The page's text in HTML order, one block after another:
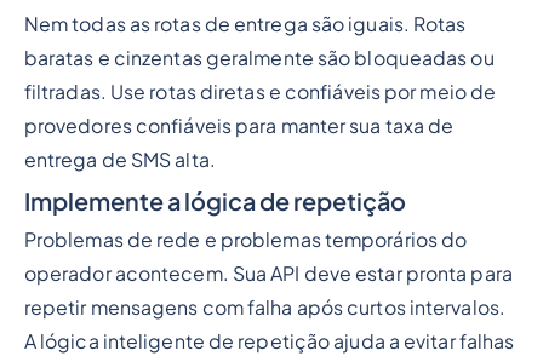
Nem todas as rotas de entrega são iguais. Rotas
baratas e cinzentas geralmente são bloqueadas ou
filtradas. Use rotas diretas e confiáveis por meio de
provedores confiáveis para manter sua taxa de
entrega de SMS alta.
Implemente a lógica de repetição
Problemas de rede e problemas temporários do
operador acontecem. Sua API deve estar pronta para
repetir mensagens com falha após curtos intervalos.
A lógica inteligente de repetição ajuda a evitar falhas